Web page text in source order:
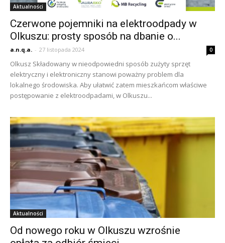
Aktualności
Czerwone pojemniki na elektroodpady w
Olkuszu: prosty sposób na dbanie o...
a.n.q.a. - 27 listopada 2024 0
Olkusz Składowany w nieodpowiedni sposób zużyty sprzęt
elektryczny i elektroniczny stanowi poważny problem dla
lokalnego środowiska. Aby ułatwić zatem mieszkańcom właściwe
postępowanie z elektroodpadami, w Olkuszu...
Aktualności
Od nowego roku w Olkuszu wzrośnie